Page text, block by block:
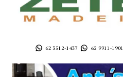
62 3512-1437 62 9911-1901